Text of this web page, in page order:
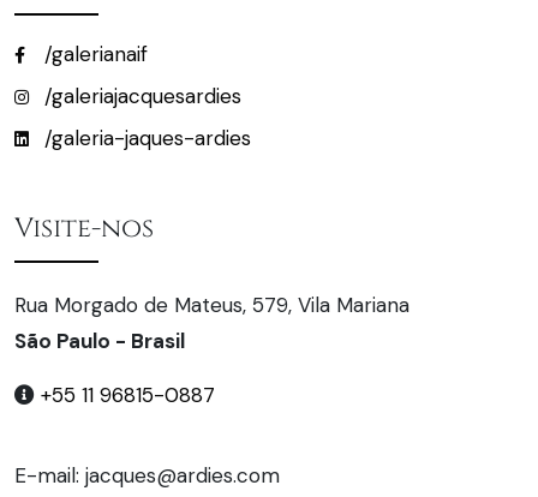
/galerianaif
/galeriajacquesardies
/galeria-jaques-ardies
Visite-nos
Rua Morgado de Mateus, 579, Vila Mariana
São Paulo - Brasil
+55 11 96815-0887
E-mail: jacques@ardies.com